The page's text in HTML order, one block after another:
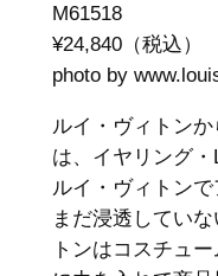
M61518
¥24,840（税込）
photo by
ルイ・ヴィトン
は、イヤリング・
ルイ・ヴィトン
まだ浸透してい
トンはコスチュ